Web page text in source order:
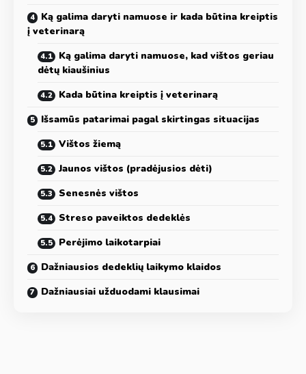
Ką galima daryti namuose ir kada būtina kreiptis
į veterinarą
Ką galima daryti namuose, kad vištos geriau
dėtų kiaušinius
Kada būtina kreiptis į veterinarą
Išsamūs patarimai pagal skirtingas situacijas
Vištos žiemą
Jaunos vištos (pradėjusios dėti)
Senesnės vištos
Streso paveiktos dedeklės
Perėjimo laikotarpiai
Dažniausios dedeklių laikymo klaidos
Dažniausiai užduodami klausimai